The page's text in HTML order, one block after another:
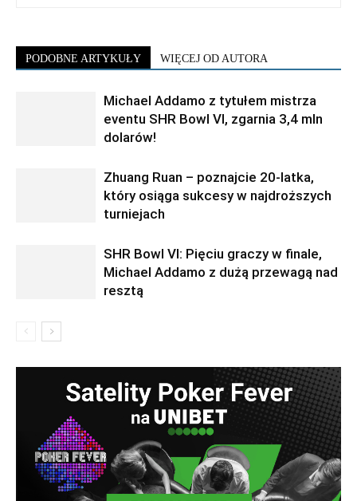
PODOBNE ARTYKUŁY WIĘCEJ OD AUTORA
Michael Addamo z tytułem mistrza
eventu SHR Bowl VI, zgarnia 3,4 mln
dolarów!
Zhuang Ruan – poznajcie 20-latka,
który osiąga sukcesy w najdroższych
turniejach
SHR Bowl VI: Pięciu graczy w finale,
Michael Addamo z dużą przewagą nad
resztą